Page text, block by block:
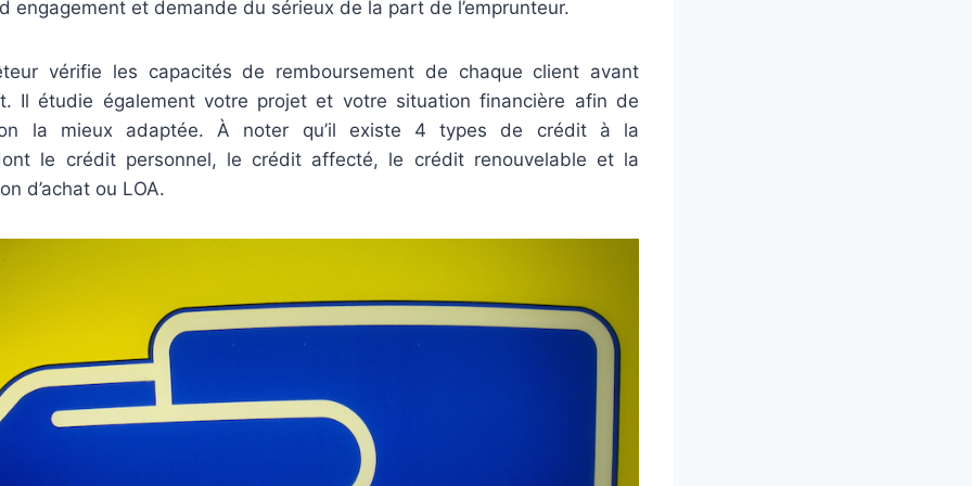
engagement et demande du sérieux de la part de l’emprunteur.
vérifie les capacités de remboursement de chaque client avant
Il étudie également votre projet et votre situation financière afin de
la mieux adaptée. À noter qu’il existe 4 types de crédit à la
le crédit personnel, le crédit affecté, le crédit renouvelable et la
d’achat ou LOA.